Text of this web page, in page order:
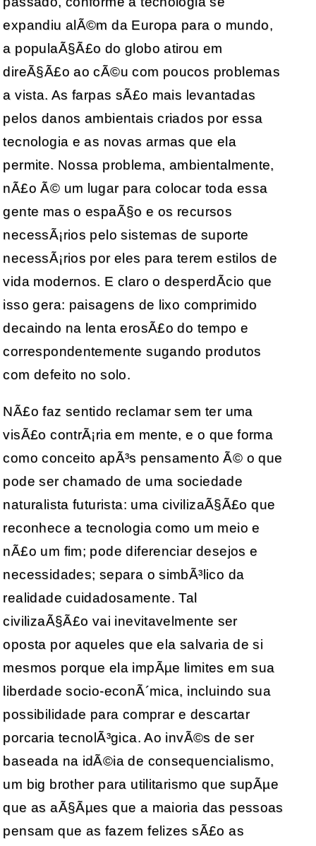
expandiu alÃ©m da Europa para o mundo,
a populaÃ§Ã£o do globo atirou em
direÃ§Ã£o ao cÃ©u com poucos problemas
a vista. As farpas sÃ£o mais levantadas
pelos danos ambientais criados por essa
tecnologia e as novas armas que ela
permite. Nossa problema, ambientalmente,
nÃ£o Ã© um lugar para colocar toda essa
gente mas o espaÃ§o e os recursos
necessÃ¡rios pelo sistemas de suporte
necessÃ¡rios por eles para terem estilos de
vida modernos. E claro o desperdÃ­cio que
isso gera: paisagens de lixo comprimido
decaindo na lenta erosÃ£o do tempo e
correspondentemente sugando produtos
com defeito no solo.
NÃ£o faz sentido reclamar sem ter uma
visÃ£o contrÃ¡ria em mente, e o que forma
como conceito apÃ³s pensamento Ã© o que
pode ser chamado de uma sociedade
naturalista futurista: uma civilizaÃ§Ã£o que
reconhece a tecnologia como um meio e
nÃ£o um fim; pode diferenciar desejos e
necessidades; separa o simbÃ³lico da
realidade cuidadosamente. Tal
civilizaÃ§Ã£o vai inevitavelmente ser
oposta por aqueles que ela salvaria de si
mesmos porque ela impÃµe limites em sua
liberdade socio-econÃ´mica, incluindo sua
possibilidade para comprar e descartar
porcaria tecnolÃ³gica. Ao invÃ©s de ser
baseada na idÃ©ia de consequencialismo,
um big brother para utilitarismo que supÃµe
que as aÃ§Ãµes que a maioria das pessoas
pensam que as fazem felizes sÃ£o as